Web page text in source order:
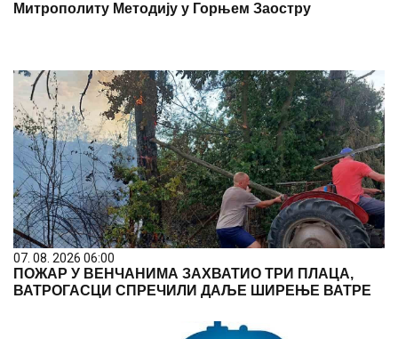
Митрополиту Методију у Горњем Заостру
07. 08. 2026 06:00
ПОЖАР У ВЕНЧАНИМА ЗАХВАТИО ТРИ ПЛАЦА,
ВАТРОГАСЦИ СПРЕЧИЛИ ДАЉЕ ШИРЕЊЕ ВАТРЕ